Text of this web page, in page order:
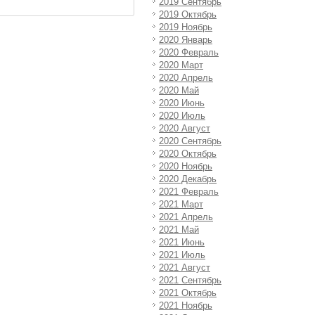
2019 Октябрь
2019 Ноябрь
2020 Январь
2020 Февраль
2020 Март
2020 Апрель
2020 Май
2020 Июнь
2020 Июль
2020 Август
2020 Сентябрь
2020 Октябрь
2020 Ноябрь
2020 Декабрь
2021 Февраль
2021 Март
2021 Апрель
2021 Май
2021 Июнь
2021 Июль
2021 Август
2021 Сентябрь
2021 Октябрь
2021 Ноябрь